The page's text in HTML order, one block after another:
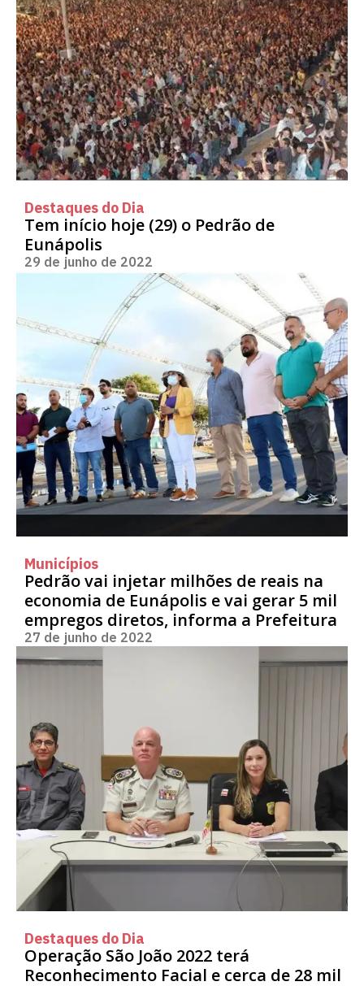
Destaques do Dia
Tem início hoje (29) o Pedrão de
Eunápolis
29 de junho de 2022
Municípios
Pedrão vai injetar milhões de reais na
economia de Eunápolis e vai gerar 5 mil
empregos diretos, informa a Prefeitura
27 de junho de 2022
Destaques do Dia
Operação São João 2022 terá
Reconhecimento Facial e cerca de 28 mil